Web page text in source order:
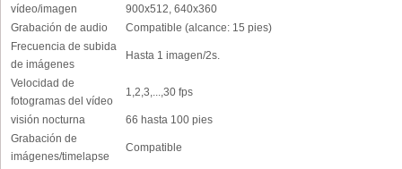
vídeo/imagen
900x512, 640x360
Grabación de audio
Compatible (alcance: 15 pies)
Frecuencia de subida
de imágenes
Hasta 1 imagen/2s.
Velocidad de
fotogramas del vídeo
1,2,3,...,30 fps
visión nocturna
66 hasta 100 pies
Grabación de
imágenes/timelapse
Compatible